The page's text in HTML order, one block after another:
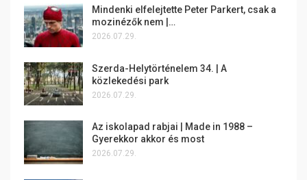
Mindenki elfelejtette Peter Parkert, csak a
mozinézők nem |…
2026.07.29.
Szerda-Helytörténelem 34. | A
közlekedési park
2026.07.29.
Az iskolapad rabjai | Made in 1988 –
Gyerekkor akkor és most
2026.07.29.